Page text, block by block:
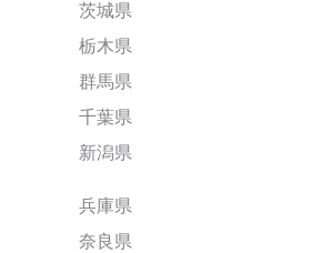
茨城県
栃木県
群馬県
千葉県
新潟県
兵庫県
奈良県